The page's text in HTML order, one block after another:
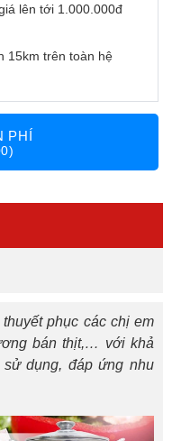
lên tới 1.000.000đ
15km trên toàn hệ
PHÍ
thuyết phục các chị em
bán thịt,… với khả
dụng, đáp ứng nhu